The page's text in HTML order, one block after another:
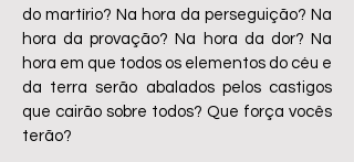
do martírio? Na hora da perseguição? Na
hora da provação? Na hora da dor? Na
hora em que todos os elementos do céu e
da terra serão abalados pelos castigos
que cairão sobre todos? Que força vocês
terão?